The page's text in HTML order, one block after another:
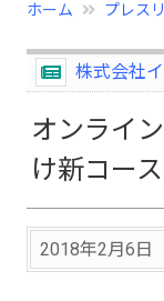
ホーム プレス
株式会社
オンライ
け新コー
2018年2月6日